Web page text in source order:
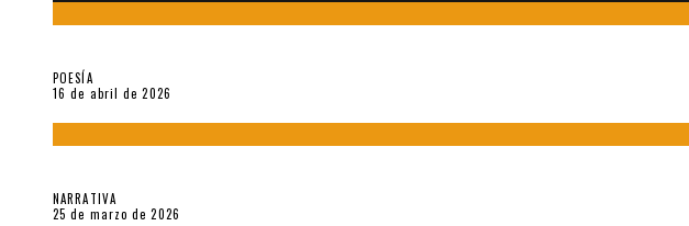
POESÍA
16 de abril de 2026
NARRATIVA
25 de marzo de 2026